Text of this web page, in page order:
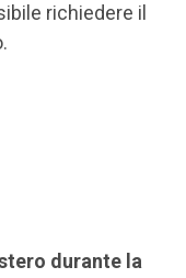
richiedere il
durante la